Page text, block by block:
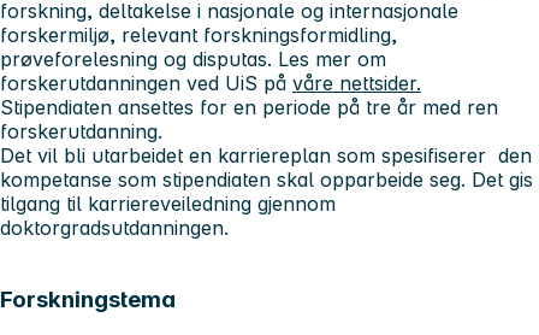
forskning, deltakelse i nasjonale og internasjonale
forskermiljø, relevant forskningsformidling,
prøveforelesning og disputas. Les mer om
forskerutdanningen ved UiS på våre nettsider.
Stipendiaten ansettes for en periode på tre år med ren
forskerutdanning.
Det vil bli utarbeidet en karriereplan som spesifiserer den
kompetanse som stipendiaten skal opparbeide seg. Det gis
tilgang til karriereveiledning gjennom
doktorgradsutdanningen.
Forskningstema